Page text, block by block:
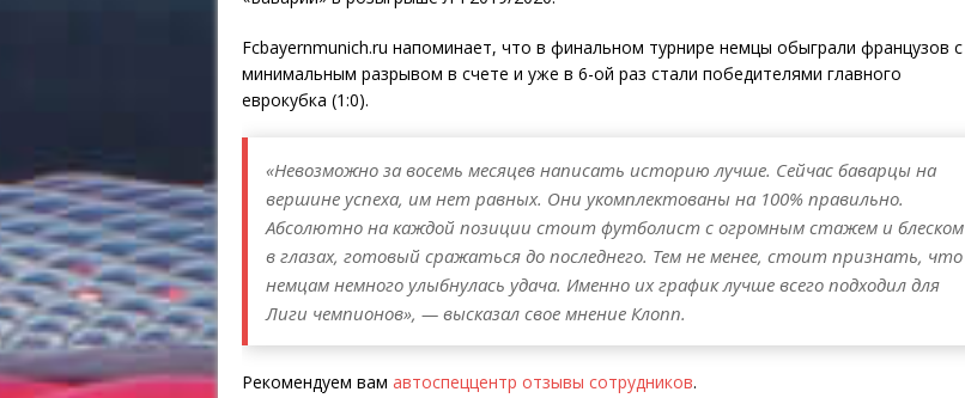
Fcbayernmunich.ru напоминает, что в финальном турнире немцы обыграли французов с
минимальным разрывом в счете и уже в 6-ой раз стали победителями главного
еврокубка (1:0).
«Невозможно за восемь месяцев написать историю лучше. Сейчас баварцы на
вершине успеха, им нет равных. Они укомплектованы на 100% правильно.
Абсолютно на каждой позиции стоит футболист с огромным стажем и блеском
в глазах, готовый сражаться до последнего. Тем не менее, стоит признать, что
немцам немного улыбнулась удача. Именно их график лучше всего подходил для
Лиги чемпионов», — высказал свое мнение Клопп.
Рекомендуем вам автоспеццентр отзывы сотрудников.